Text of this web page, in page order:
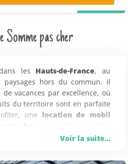
Somme pas cher
les Hauts-de-France, au
paysages hors du commun. Il
de vacances par excellence, où
du territoire sont en parfaite
une location de mobil
place, vous pourrez partir à la
de Sommecompte parmi les
Voir la suite...